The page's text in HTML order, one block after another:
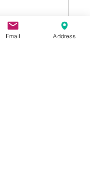
הוספה לסל
Email Address